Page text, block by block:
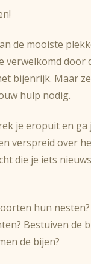
de mooiste
verwelkomd door
bijenrijk. Maar
hulp nodig.
je eropuit en
verspreid over
die je iets
hun
Bestuiven de
de bijen?